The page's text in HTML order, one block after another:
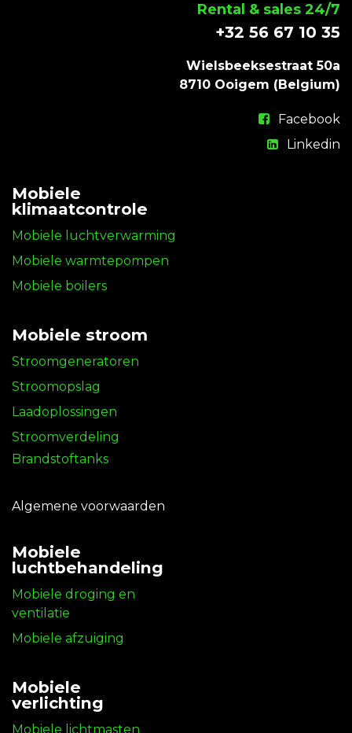
Rental & sales 24/7
+32 56 67 10 35
Wielsbeeksestraat 50a
8710 Ooigem (Belgium)
Facebook
Linkedin
Mobiele
klimaatcontrole
Mobiele luchtverwarming
Mobiele warmtepompen
Mobiele boilers
Mobiele stroom
Stroomgeneratoren
Stroomopslag
Laadoplossingen
Stroomverdeling
Brandstoftanks
Algemene voorwaarden
Mobiele
luchtbehandeling
Mobiele droging en
ventilatie
Mobiele afzuiging
Mobiele
verlichting
Mobiele lichtmasten